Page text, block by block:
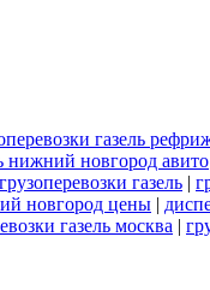
газель
нижний новгород авито
газель |
новгород цены |
газель москва |